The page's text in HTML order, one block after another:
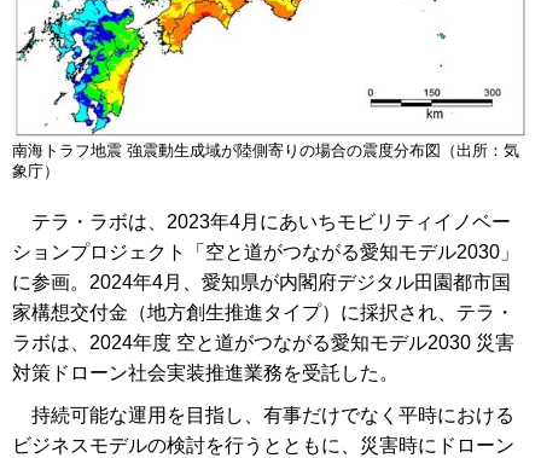
南海トラフ地震 強震動生成域が陸側寄りの場合の震度分布図（出所：気
象庁）
テラ・ラボは、2023年4月にあいちモビリティイノベー
ションプロジェクト「空と道がつながる愛知モデル2030」
に参画。2024年4月、愛知県が内閣府デジタル田園都市国
家構想交付金（地方創生推進タイプ）に採択され、テラ・
ラボは、2024年度 空と道がつながる愛知モデル2030 災害
対策ドローン社会実装推進業務を受託した。
持続可能な運⽤を⽬指し、有事だけでなく平時における
ビジネスモデルの検討を⾏うとともに、災害時にドローン